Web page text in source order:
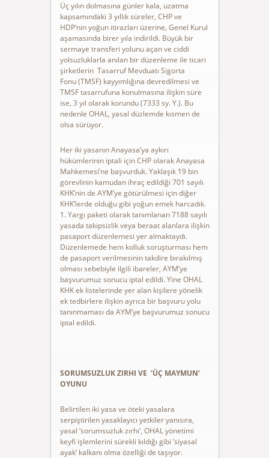
Üç yılın dolmasına günler kala, uzatma
kapsamındaki 3 yıllık süreler, CHP ve
HDP‘nin yoğun itirazları üzerine, Genel Kurul
aşamasında birer yıla indirildi. Büyük bir
sermaye transferi yolunu açan ve ciddi
yolsuzluklarla anılan bir düzenleme ile ticari
şirketlerin Tasarruf Mevduatı Sigorta
Fonu (TMSF) kayyımlığına devredilmesi ve
TMSF tasarrufuna konulmasına ilişkin süre
ise, 3 yıl olarak korundu (7333 sy. Y.). Bu
nedenle OHAL, yasal düzlemde kısmen de
olsa sürüyor.
Her iki yasanın Anayasa’ya aykırı
hükümlerinin iptali için CHP olarak Anayasa
Mahkemesi’ne başvurduk. Yaklaşık 19 bin
görevlinin kamudan ihraç edildiği 701 sayılı
KHK’nin de AYM’ye götürülmesi için diğer
KHK’lerde olduğu gibi yoğun emek harcadık.
1. Yargı paketi olarak tanımlanan 7188 sayılı
yasada takipsizlik veya beraat alanlara ilişkin
pasaport düzenlemesi yer almaktaydı.
Düzenlemede hem kolluk soruşturması hem
de pasaport verilmesinin takdire bırakılmış
olması sebebiyle ilgili ibareler, AYM’ye
başvurumuz sonucu iptal edildi. Yine OHAL
KHK ek listelerinde yer alan kişilere yönelik
ek tedbirlere ilişkin ayrıca bir başvuru yolu
tanınmaması da AYM’ye başvurumuz sonucu
iptal edildi.
SORUMSUZLUK ZIRHI VE ‘ÜÇ MAYMUN‘
OYUNU
Belirtilen iki yasa ve öteki yasalara
serpiştirilen yasaklayıcı yetkiler yanısıra,
yasal ‘sorumsuzluk zırhı‘, OHAL yönetimi
keyfi işlemlerini sürekli kıldığı gibi ’siyasal
ayak‘ kalkanı olma özelliği de taşıyor.